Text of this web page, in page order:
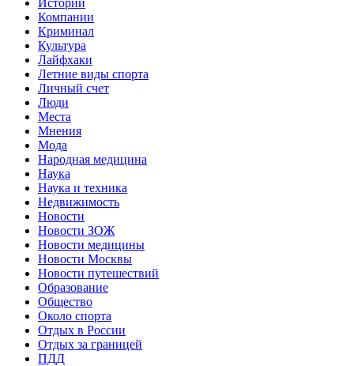
Компании
Криминал
Культура
Лайфхаки
Летние виды спорта
Личный счет
Люди
Места
Мнения
Мода
Народная медицина
Наука
Наука и техника
Недвижимость
Новости
Новости ЗОЖ
Новости медицины
Новости Москвы
Новости путешествий
Образование
Общество
Около спорта
Отдых в России
Отдых за границей
ПДД